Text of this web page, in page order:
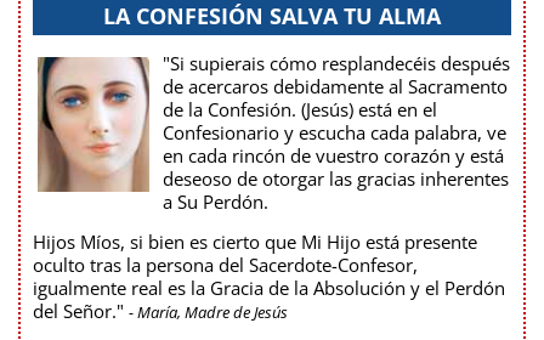
LA CONFESIÓN SALVA TU ALMA
"Si supierais cómo resplandecéis después
de acercaros debidamente al Sacramento
de la Confesión. (Jesús) está en el
Confesionario y escucha cada palabra, ve
en cada rincón de vuestro corazón y está
deseoso de otorgar las gracias inherentes
a Su Perdón.
Hijos Míos, si bien es cierto que Mi Hijo está presente
oculto tras la persona del Sacerdote-Confesor,
igualmente real es la Gracia de la Absolución y el Perdón
del Señor." - María, Madre de Jesús